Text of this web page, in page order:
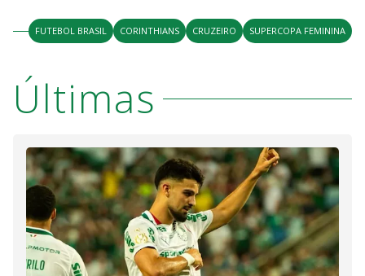
FUTEBOL BRASIL CORINTHIANS CRUZEIRO SUPERCOPA FEMININA
Últimas